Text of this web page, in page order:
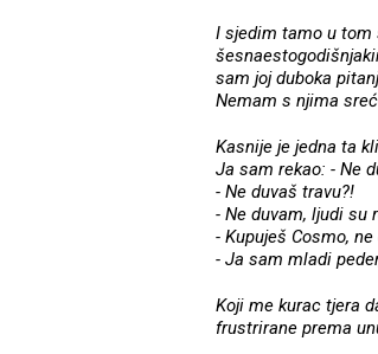
I sjedim tamo u tom
sam joj duboka
Nemam s njima
Kasnije je jedna ta
Ja sam rekao: - Ne
- Ne duvaš travu?!
- Ne duvam, ljudi su
- Kupuješ Cosmo,
- Ja sam mladi
Koji me kurac tjera
frustrirane prema